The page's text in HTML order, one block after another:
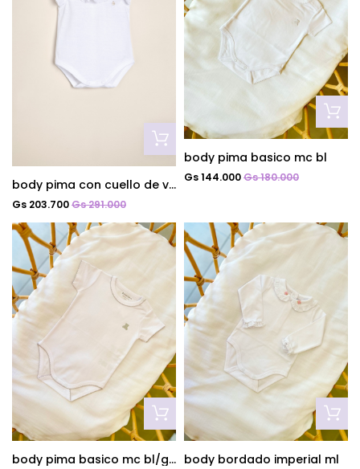
body pima con cuello de voile bord alma
Gs 203.700Gs 291.000
body pima basico mc bl
Gs 144.000Gs 180.000
body pima basico mc bl/gris body bordado imperial ml